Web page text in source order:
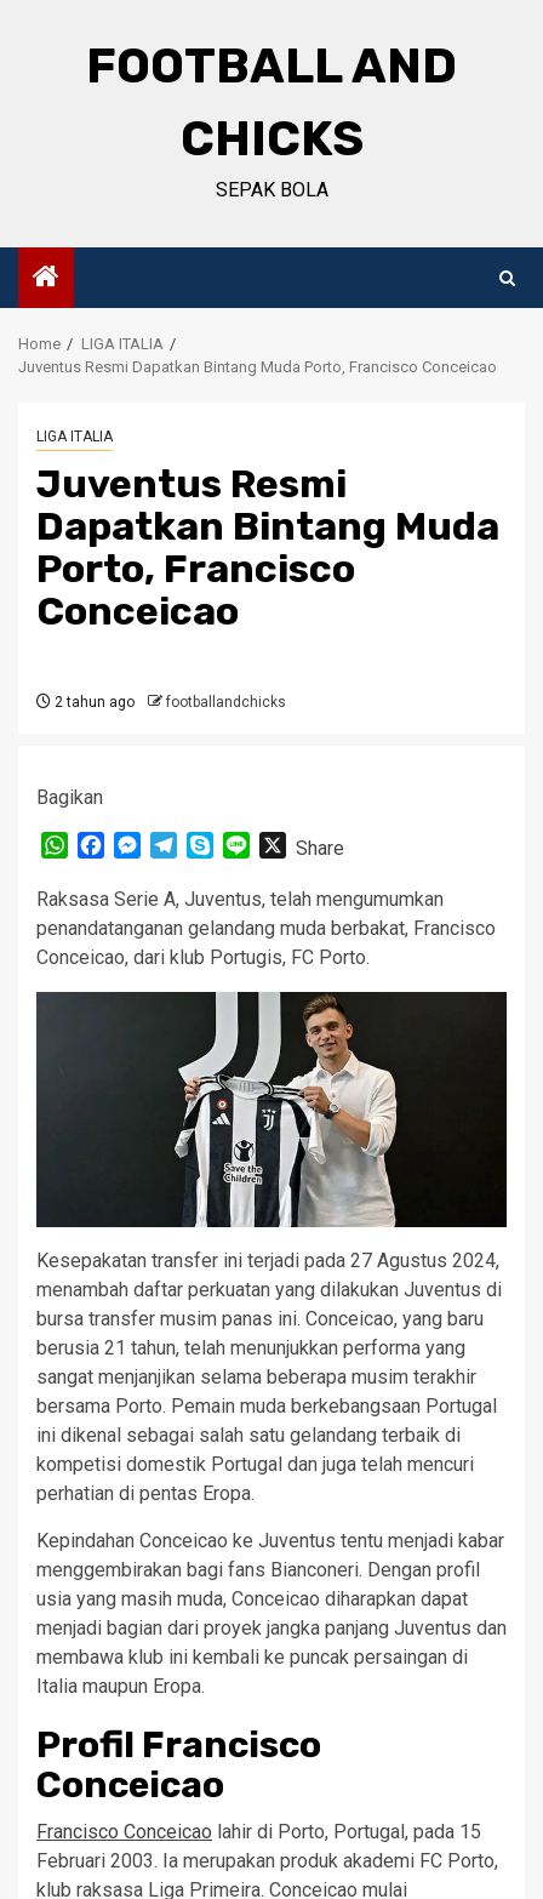
FOOTBALL AND
CHICKS
SEPAK BOLA
Home
LIGA ITALIA
Juventus Resmi Dapatkan Bintang Muda Porto, Francisco Conceicao
LIGA ITALIA
Juventus Resmi
Dapatkan Bintang Muda
Porto, Francisco
Conceicao
2 tahun ago footballandchicks
Bagikan
WhatsApp
FacebookMessenger
TelegramSkypeLine XShare
Raksasa Serie A, Juventus, telah mengumumkan
penandatanganan gelandang muda berbakat, Francisco
Conceicao, dari klub Portugis, FC Porto.
Kesepakatan transfer ini terjadi pada 27 Agustus 2024,
menambah daftar perkuatan yang dilakukan Juventus di
bursa transfer musim panas ini. Conceicao, yang baru
berusia 21 tahun, telah menunjukkan performa yang
sangat menjanjikan selama beberapa musim terakhir
bersama Porto. Pemain muda berkebangsaan Portugal
ini dikenal sebagai salah satu gelandang terbaik di
kompetisi domestik Portugal dan juga telah mencuri
perhatian di pentas Eropa.
Kepindahan Conceicao ke Juventus tentu menjadi kabar
menggembirakan bagi fans Bianconeri. Dengan profil
usia yang masih muda, Conceicao diharapkan dapat
menjadi bagian dari proyek jangka panjang Juventus dan
membawa klub ini kembali ke puncak persaingan di
Italia maupun Eropa.
Profil Francisco
Conceicao
Francisco Conceicao lahir di Porto, Portugal, pada 15
Februari 2003. Ia merupakan produk akademi FC Porto,
klub raksasa Liga Primeira. Conceicao mulai